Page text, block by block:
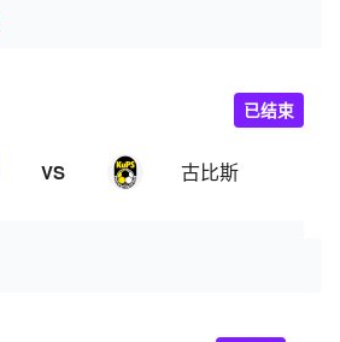
VS 古比斯
已结束